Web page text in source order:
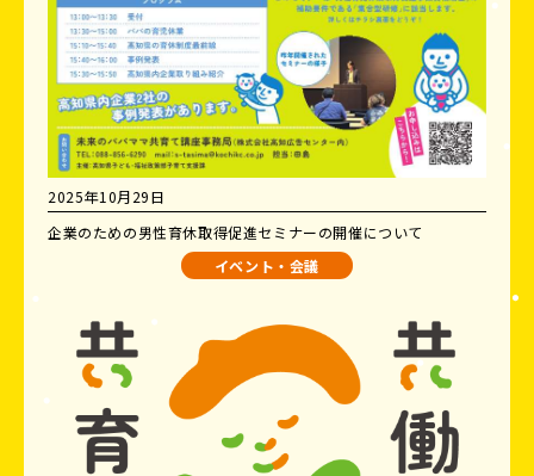
2025年10月29日
企業のための男性育休取得促進セミナーの開催について
イベント・会議